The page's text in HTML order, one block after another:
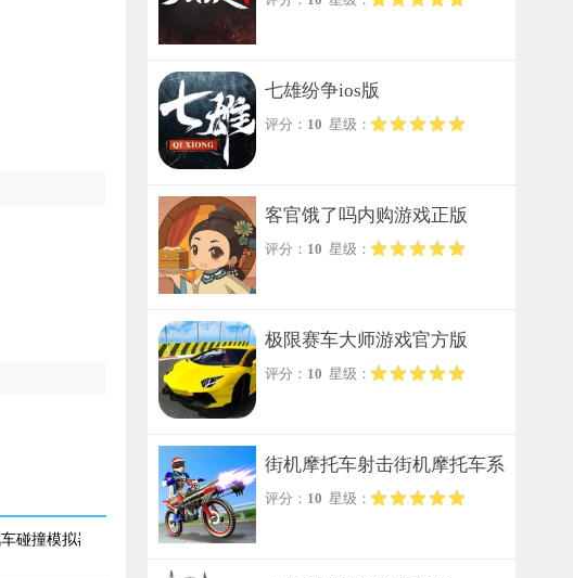
七雄纷争ios版
评分： 10 星级：
客官饿了吗内购游戏正版
评分： 10 星级：
极限赛车大师游戏官方版
评分： 10 星级：
街机摩托车射击街机摩托车系
列手游无广告版
评分： 10 星级：